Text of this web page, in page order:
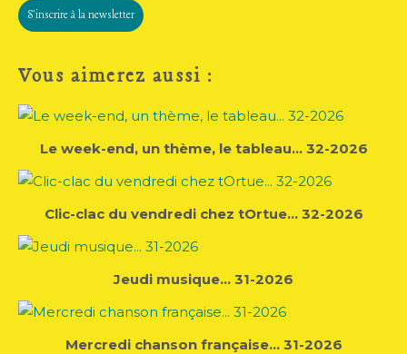
S'inscrire à la newsletter
Vous aimerez aussi :
Le week-end, un thème, le tableau... 32-2026
Clic-clac du vendredi chez tOrtue... 32-2026
Jeudi musique... 31-2026
Mercredi chanson française... 31-2026